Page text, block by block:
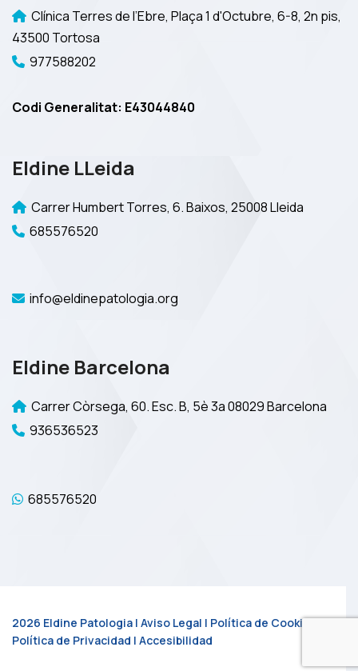
Clínica Terres de l’Ebre, Plaça 1 d'Octubre, 6-8, 2n pis,
43500 Tortosa
977588202
Codi Generalitat: E43044840
Eldine LLeida
Carrer Humbert Torres, 6. Baixos, 25008 Lleida
685576520
info@eldinepatologia.org
Eldine Barcelona
Carrer Còrsega, 60. Esc. B, 5è 3a 08029 Barcelona
936536523
685576520
2026 Eldine Patologia | Aviso Legal | Política de Cookies|
Política de Privacidad | Accesibilidad